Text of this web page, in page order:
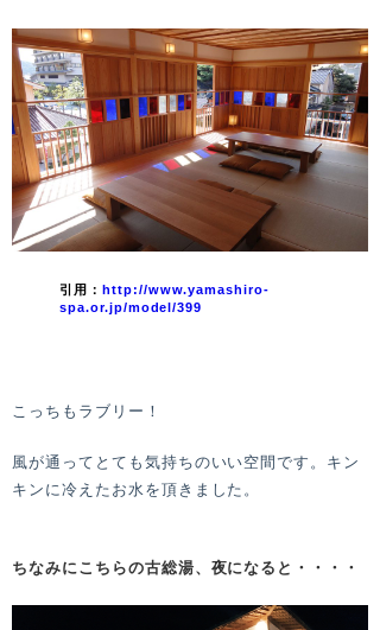
引用： http://www.yamashiro-
spa.or.jp/model/399
こっちもラブリー！
風が通ってとても気持ちのいい空間です。キン
キンに冷えたお水を頂きました。
ちなみにこちらの古総湯、夜になると・・・・